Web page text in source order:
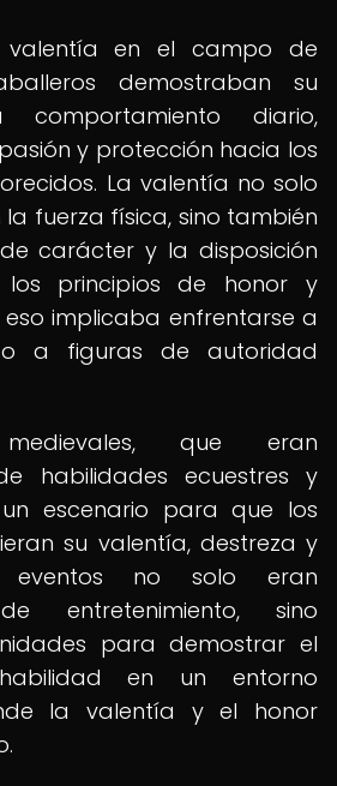
en el campo de
demostraban su
diario,
y protección hacia los
La valentía no solo
fuerza física, sino también
carácter y la disposición
principios de honor y
eso implicaba enfrentarse a
a figuras de autoridad
que eran
habilidades ecuestres y
escenario para que los
su valentía, destreza y
eventos no solo eran
entretenimiento, sino
para demostrar el
en un entorno
la valentía y el honor